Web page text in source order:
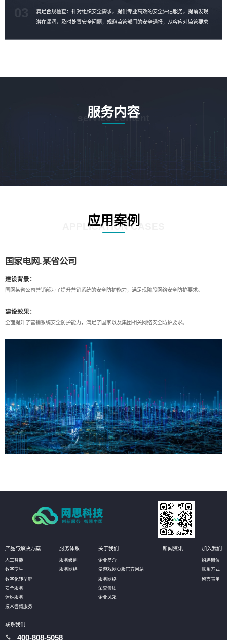
满足合规检查：针对组织安全需求，提供专业高效的安全评估服务，提前发现
潜在漏洞，及时处置安全问题，规避监管部门的安全通报，从容应对监管要求
03
服务内容
service content
应用案例
APPLICATION CASES
国家电网.某省公司
建设背景：
国网某省公司营销部为了提升营销系统的安全防护能力，满足现阶段网络安全防护要求。
建设效果：
全面提升了营销系统安全防护能力，满足了国家以及集团相关网络安全防护要求。
产品与解决方案
人工智能
数字孪生
数字化转型解
安全服务
运维服务
技术咨询服务
服务体系
服务级别
服务网络
关于我们
企业简介
爱游戏网页版官方网站
服务网络
荣誉资质
企业风采
新闻资讯 加入我们
招聘岗位
联系方式
留言表单
联系我们
400-808-5058